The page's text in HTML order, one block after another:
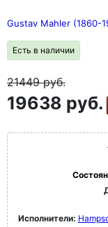
Gustav Mahler (1860-
Есть в наличии
21449руб.
19638 руб.
Исполнители: